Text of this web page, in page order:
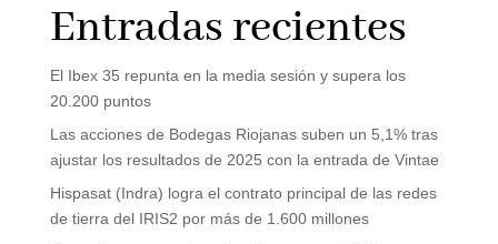
Entradas recientes
El Ibex 35 repunta en la media sesión y supera los
20.200 puntos
Las acciones de Bodegas Riojanas suben un 5,1% tras
ajustar los resultados de 2025 con la entrada de Vintae
Hispasat (Indra) logra el contrato principal de las redes
de tierra del IRIS2 por más de 1.600 millones